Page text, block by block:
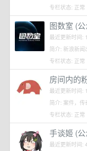
专栏状态: 正常
图数室 (
最近更新时间:
简介: 新浪新闻
专栏状态: 正常
房间内的
最近更新时间:
简介: 案件，传
专栏状态: 正常
手谈姬 (
最近更新时间: